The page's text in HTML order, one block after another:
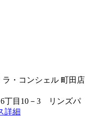
丁目10－3 リンズパ
詳細